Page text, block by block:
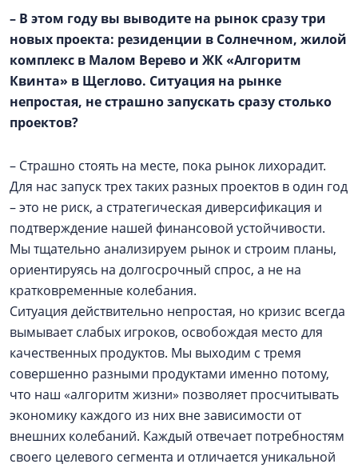
– В этом году вы выводите на рынок сразу три
новых проекта: резиденции в Солнечном, жилой
комплекс в Малом Верево и ЖК «Алгоритм
Квинта» в Щеглово. Ситуация на рынке
непростая, не страшно запускать сразу столько
проектов?
– Страшно стоять на месте, пока рынок лихорадит.
Для нас запуск трех таких разных проектов в один год
– это не риск, а стратегическая диверсификация и
подтверждение нашей финансовой устойчивости.
Мы тщательно анализируем рынок и строим планы,
ориентируясь на долгосрочный спрос, а не на
кратковременные колебания.
Ситуация действительно непростая, но кризис всегда
вымывает слабых игроков, освобождая место для
качественных продуктов. Мы выходим с тремя
совершенно разными продуктами именно потому,
что наш «алгоритм жизни» позволяет просчитывать
экономику каждого из них вне зависимости от
внешних колебаний. Каждый отвечает потребностям
своего целевого сегмента и отличается уникальной